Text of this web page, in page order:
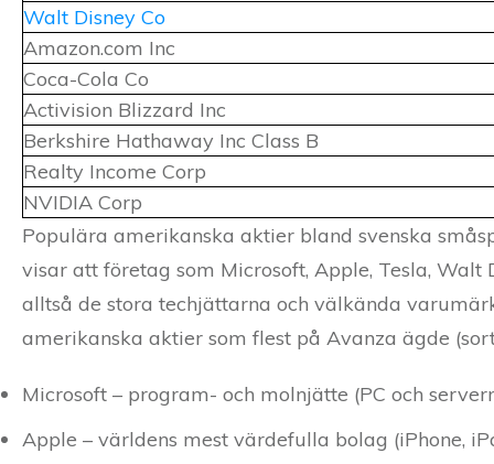
Walt Disney Co
Amazon.com Inc
Coca-Cola Co
Activision Blizzard Inc
Berkshire Hathaway Inc Class B
Realty Income Corp
NVIDIA Corp
Populära amerikanska aktier bland svenska
visar att företag som Microsoft, Apple, Tesla,
alltså de stora techjättarna och välkända
amerikanska aktier som flest på Avanza ägde
Microsoft – program- och molnjätte (PC och
Apple – världens mest värdefulla bolag (iPhone,